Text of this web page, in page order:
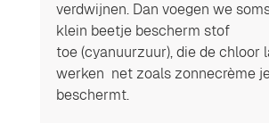
verdwijnen. Dan voegen we
klein beetje bescherm stof
toe (cyanuurzuur), die de chloor
werken  net zoals zonnecrème
beschermt.